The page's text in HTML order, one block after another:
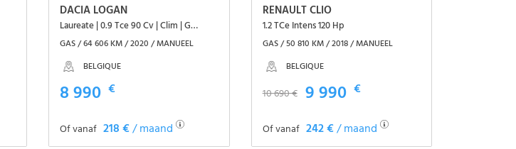
DACIA LOGAN
Laureate | 0.9 Tce 90 Cv | Clim | Gps | Cruise | Capteurs arr
GAS / 64 606 KM / 2020 / MANUEEL
BELGIQUE
8 990 €
Of vanaf 218 €/ maand
RENAULT CLIO
1.2 TCe Intens 120 Hp
GAS / 50 810 KM / 2018 / MANUEEL
BELGIQUE
10 690 € 9 990 €
Of vanaf 242 €/ maand